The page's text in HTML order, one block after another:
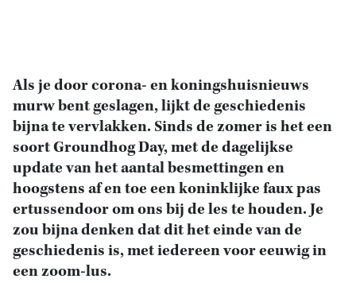
Als je door corona- en koningshuisnieuws
murw bent geslagen, lijkt de geschiedenis
bijna te vervlakken. Sinds de zomer is het een
soort Groundhog Day, met de dagelijkse
update van het aantal besmettingen en
hoogstens af en toe een koninklijke faux pas
ertussendoor om ons bij de les te houden. Je
zou bijna denken dat dit het einde van de
geschiedenis is, met iedereen voor eeuwig in
een zoom-lus.